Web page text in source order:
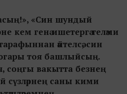
«Син шундый
кем генә ишетергә теләми
әйтелсә, син
тоя башлыйсың.
вакытта безнең
сүзләрнең саны кими